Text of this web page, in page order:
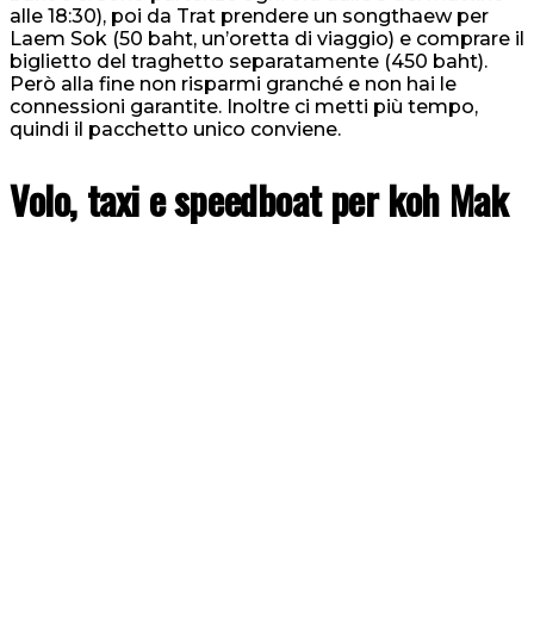
alle 18:30), poi da Trat prendere un songthaew per
Laem Sok (50 baht, un’oretta di viaggio) e comprare il
biglietto del traghetto separatamente (450 baht).
Però alla fine non risparmi granché e non hai le
connessioni garantite. Inoltre ci metti più tempo,
quindi il pacchetto unico conviene.
Volo, taxi e speedboatper koh Mak